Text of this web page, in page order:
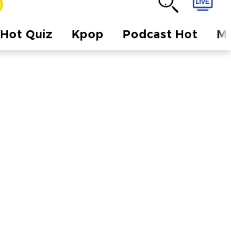
Hot Quiz Kpop Podcast Hot